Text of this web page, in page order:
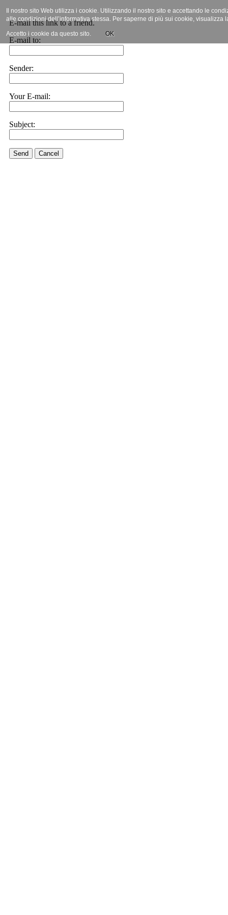
E-mail this link to a friend.
E-mail to:
Sender:
Your E-mail:
Subject:
Send Cancel
Il nostro sito Web utilizza i cookie. Utilizzando il nostro sito e accettando le
alle condizioni dell’informativa stessa. Per saperne di più sui cookie, visualizza
Accetto i cookie da questo sito. OK